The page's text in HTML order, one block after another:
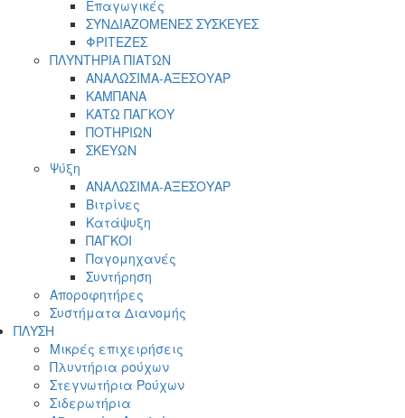
Επαγωγικές
ΣΥΝΔΙΑΖΟΜΕΝΕΣ ΣΥΣΚΕΥΕΣ
ΦΡΙΤΕΖΕΣ
ΠΛΥΝΤΗΡΙΑ ΠΙΑΤΩΝ
ΑΝΑΛΩΣΙΜΑ-ΑΞΕΣΟΥΑΡ
ΚΑΜΠΑΝΑ
ΚΑΤΩ ΠΑΓΚΟΥ
ΠΟΤΗΡΙΩΝ
ΣΚΕΥΩΝ
Ψύξη
ΑΝΑΛΩΣΙΜΑ-ΑΞΕΣΟΥΑΡ
Βιτρίνες
Κατάψυξη
ΠΑΓΚΟΙ
Παγομηχανές
Συντήρηση
Αποροφητήρες
Συστήματα Διανομής
ΠΛΥΣΗ
Μικρές επιχειρήσεις
Πλυντήρια ρούχων
Στεγνωτήρια Ρούχων
Σιδερωτήρια